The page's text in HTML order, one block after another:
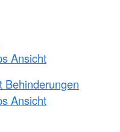
Ansicht
Behinderungen
Ansicht